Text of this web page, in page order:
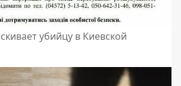
убийцу в Киевской